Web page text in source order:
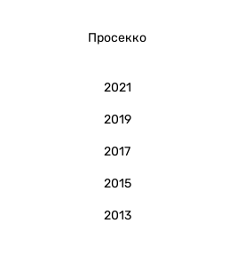
Просекко
2021
2019
2017
2015
2013